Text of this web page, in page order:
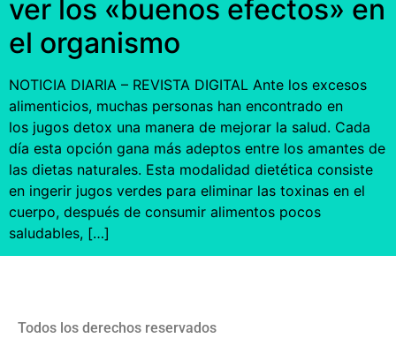
ver los «buenos efectos» en
el organismo
NOTICIA DIARIA – REVISTA DIGITAL Ante los excesos
alimenticios, muchas personas han encontrado en
los jugos detox una manera de mejorar la salud. Cada
día esta opción gana más adeptos entre los amantes de
las dietas naturales. Esta modalidad dietética consiste
en ingerir jugos verdes para eliminar las toxinas en el
cuerpo, después de consumir alimentos pocos
saludables, […]
Todos los derechos reservados